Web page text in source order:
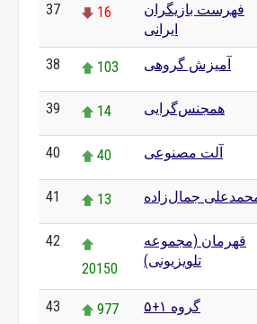
37 16
فهرست بازیگران
ایرانی
38 103 آمیزش گروهی
39 14 همجنس‌گرایی
40 40 آلت مصنوعی
41 13 جمال‌زاده
42
20150
قهرمان (مجموعه
تلویزیونی)
43 977 گروه ۱+۵